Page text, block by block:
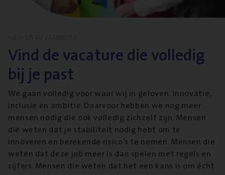
Vind de vacature die volledig
bij je past
We gaan volledig voor waar wij in geloven: innovatie,
inclusie en ambitie. Daarvoor hebben we nog meer
mensen nodig die ook volledig zichzelf zijn. Mensen
die weten dat je stabiliteit nodig hebt om te
innoveren en berekende risico’s te nemen. Mensen die
weten dat deze job meer is dan spelen met regels en
cijfers. Mensen die weten dat het een kans is om écht